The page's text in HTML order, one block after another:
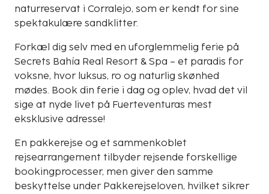
naturreservat i Corralejo, som er kendt for sine
spektakulære sandklitter.
Forkæl dig selv med en uforglemmelig ferie på
Secrets Bahía Real Resort & Spa – et paradis for
voksne, hvor luksus, ro og naturlig skønhed
mødes. Book din ferie i dag og oplev, hvad det vil
sige at nyde livet på Fuerteventuras mest
eksklusive adresse!
En pakkerejse og et sammenkoblet
rejsearrangement tilbyder rejsende forskellige
bookingprocesser, men giver den samme
beskyttelse under Pakkerejseloven, hvilket sikrer